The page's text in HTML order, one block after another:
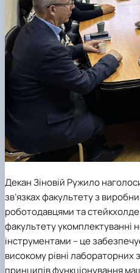
ДеканЗіновій Ружило
зв’язках факультету з
роботодавцями та
факультету укомплектуванні
інструментами – це
високому рівні лабораторних
принципів функціонування